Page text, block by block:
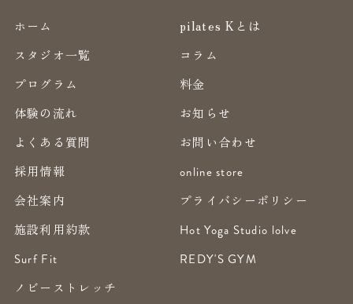
ホーム
pilates Kとは
スタジオ一覧
コラム
プログラム
料金
体験の流れ
お知らせ
よくある質問
お問い合わせ
採用情報
online store
会社案内
プライバシーポリシー
施設利用約款
Hot Yoga Studio lolve
Surf Fit
REDY'S GYM
ノビーストレッチ